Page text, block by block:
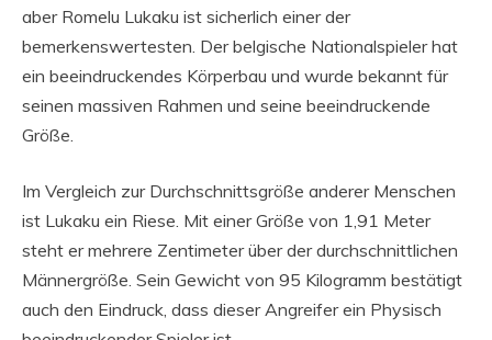
aber Romelu Lukaku ist sicherlich einer der
bemerkenswertesten. Der belgische Nationalspieler hat
ein beeindruckendes Körperbau und wurde bekannt für
seinen massiven Rahmen und seine beeindruckende
Größe.
Im Vergleich zur Durchschnittsgröße anderer Menschen
ist Lukaku ein Riese. Mit einer Größe von 1,91 Meter
steht er mehrere Zentimeter über der durchschnittlichen
Männergröße. Sein Gewicht von 95 Kilogramm bestätigt
auch den Eindruck, dass dieser Angreifer ein Physisch